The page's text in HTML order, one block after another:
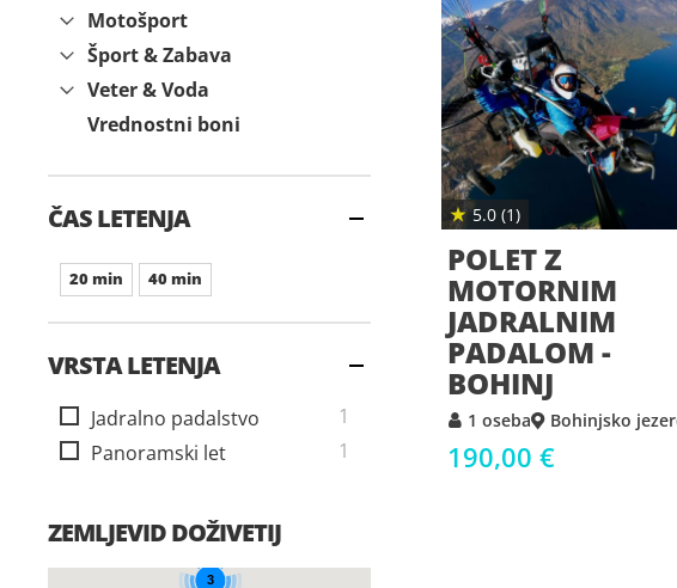
★5.0 (1)
POLET Z
MOTORNIM
JADRALNIM
PADALOM -
BOHINJ
1 oseba Bohinjsko
190,00 €
Motošport
Šport & Zabava
Veter & Voda
Vrednostni boni
ČAS LETENJA
20 min 40 min
VRSTA LETENJA
Jadralno padalstvo 1izdelek
Panoramski let
1izdelek
ZEMLJEVID DOŽIVETIJ
3